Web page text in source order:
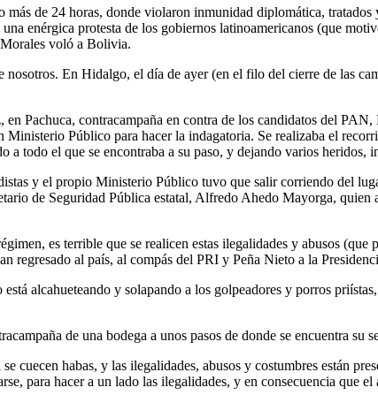
de 24 horas, donde violaron inmunidad diplomática,
enérgica protesta de los gobiernos latinoamericanos (que
voló a Bolivia.
En Hidalgo, el día de ayer (en el filo del cierre de las
Pachuca, contracampaña en contra de los candidatos del
Público para hacer la indagatoria. Se realizaba el
todo el que se encontraba a su paso, y dejando varios heridos,
y el propio Ministerio Público tuvo que salir corriendo del
de Seguridad Pública estatal, Alfredo Ahedo Mayorga, quien
es terrible que se realicen estas ilegalidades y abusos (que
regresado al país, al compás del PRI y Peña Nieto a la
alcahueteando y solapando a los golpeadores y porros
de una bodega a unos pasos de donde se encuentra su
habas, y las ilegalidades, abusos y costumbres están
para hacer a un lado las ilegalidades, y en consecuencia que